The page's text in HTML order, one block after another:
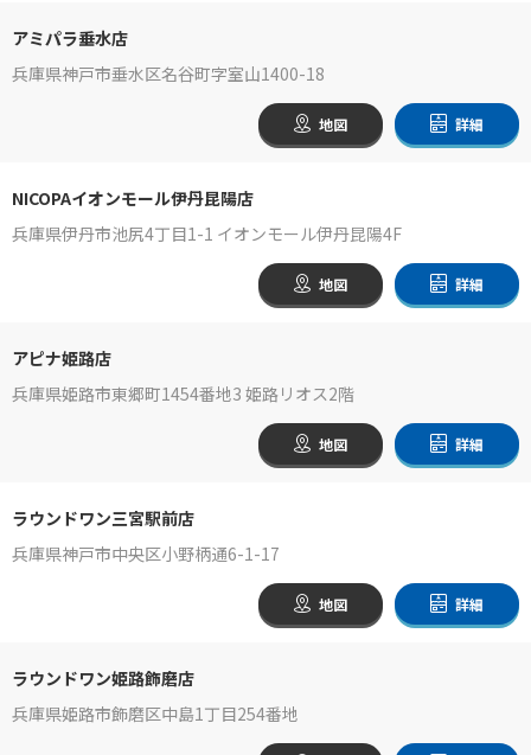
アミパラ垂水店
兵庫県神戸市垂水区名谷町字室山1400-18
地図 詳細
NICOPAイオンモール伊丹昆陽店
兵庫県伊丹市池尻4丁目1-1 イオンモール伊丹昆陽4F
地図 詳細
アピナ姫路店
兵庫県姫路市東郷町1454番地3 姫路リオス2階
地図 詳細
ラウンドワン三宮駅前店
兵庫県神戸市中央区小野柄通6-1-17
地図 詳細
ラウンドワン姫路飾磨店
兵庫県姫路市飾磨区中島1丁目254番地